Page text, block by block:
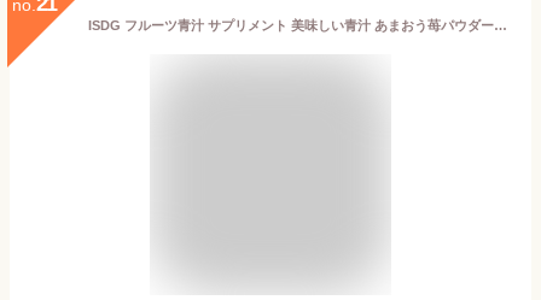
no.
ISDG フルーツ青汁 サプリメント 美味しい青汁 あまおう苺パウダー配合青汁 純国産大麦若葉 毎日1杯 飲みやすい 粉末タイプ